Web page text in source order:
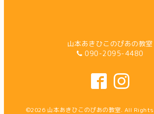
山本あきひこのぴあの教室
090-2095-4480
©2026 山本あきひこのぴあの教室. All